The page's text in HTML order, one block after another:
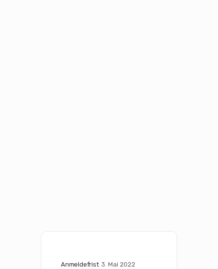
Anmeldefrist 3. Mai 2022